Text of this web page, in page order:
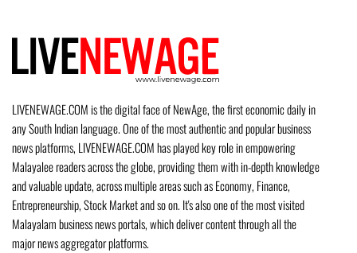
LIVENEWAGE.COM is the digital face of NewAge, the first economic daily in
any South Indian language. One of the most authentic and popular business
news platforms, LIVENEWAGE.COM has played key role in empowering
Malayalee readers across the globe, providing them with in-depth knowledge
and valuable update, across multiple areas such as Economy, Finance,
Entrepreneurship, Stock Market and so on. It's also one of the most visited
Malayalam business news portals, which deliver content through all the
major news aggregator platforms.